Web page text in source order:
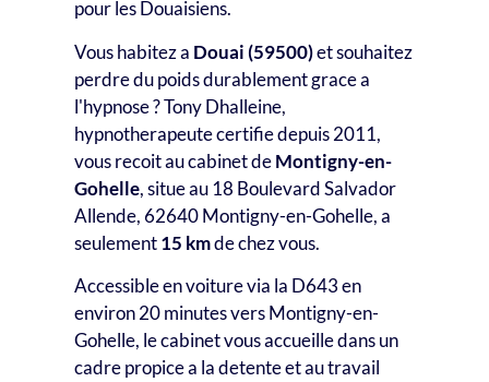
pour les Douaisiens.
Vous habitez a Douai (59500)et souhaitez
perdre du poids durablement grace a
l'hypnose ? Tony Dhalleine,
hypnotherapeute certifie depuis 2011,
vous recoit au cabinet deMontigny-en-
Gohelle, situe au 18 Boulevard Salvador
Allende, 62640 Montigny-en-Gohelle, a
seulement15 kmde chez vous.
Accessible en voiture via la D643 en
environ 20 minutes vers Montigny-en-
Gohelle, le cabinet vous accueille dans un
cadre propice a la detente et au travail